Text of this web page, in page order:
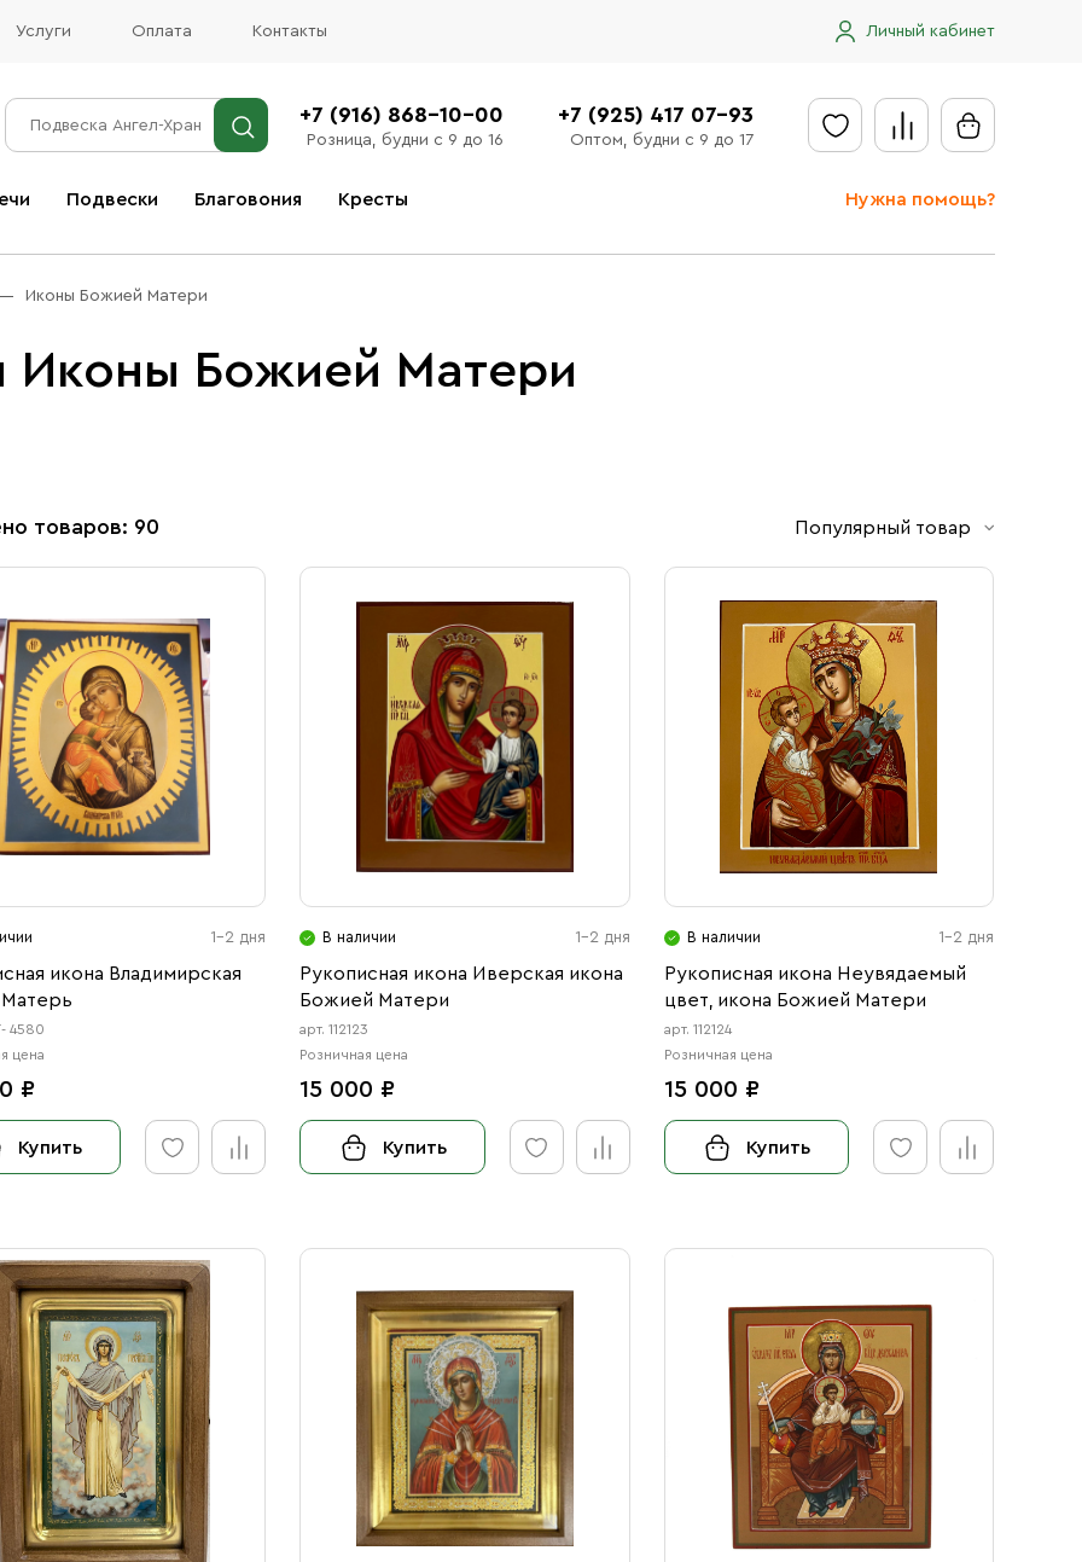
Услуги Оплата Контакты Личный кабинет
+7 (916) 868-10-00
Розница, будни с 9 до 16
+7 (925) 417 07-93
Оптом, будни с 9 до 17
Подвески Благовония Кресты Нужна помощь?
Отправить заявку
Иконы Божией Матери
Иконы Божией Матери
товаров: 90 Популярный товар
1-2 дня
икона Владимирская
4580
цена
₽
Купить
В наличии 1-2 дня
Рукописная икона Иверская икона
Божией Матери
арт. 112123
Розничная цена
15 000 ₽
Купить
В наличии 1-2 дня
Рукописная икона Неувядаемый
цвет, икона Божией Матери
арт. 112124
Розничная цена
15 000 ₽
Купить